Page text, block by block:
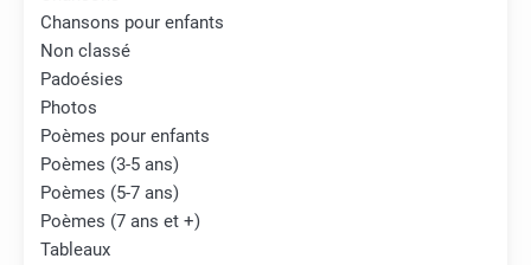
Chansons pour enfants
Non classé
Padoésies
Photos
Poèmes pour enfants
Poèmes (3-5 ans)
Poèmes (5-7 ans)
Poèmes (7 ans et +)
Tableaux